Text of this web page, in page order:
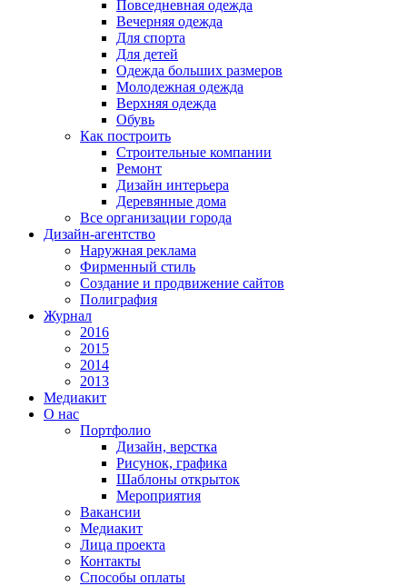
Повседневная одежда
Вечерняя одежда
Для спорта
Для детей
Одежда больших размеров
Молодежная одежда
Верхняя одежда
Обувь
Как построить
Строительные компании
Ремонт
Дизайн интерьера
Деревянные дома
Все организации города
Дизайн-агентство
Наружная реклама
Фирменный стиль
Создание и продвижение сайтов
Полиграфия
Журнал
2016
2015
2014
2013
Медиакит
О нас
Портфолио
Дизайн, верстка
Рисунок, графика
Шаблоны открыток
Мероприятия
Вакансии
Медиакит
Лица проекта
Контакты
Способы оплаты